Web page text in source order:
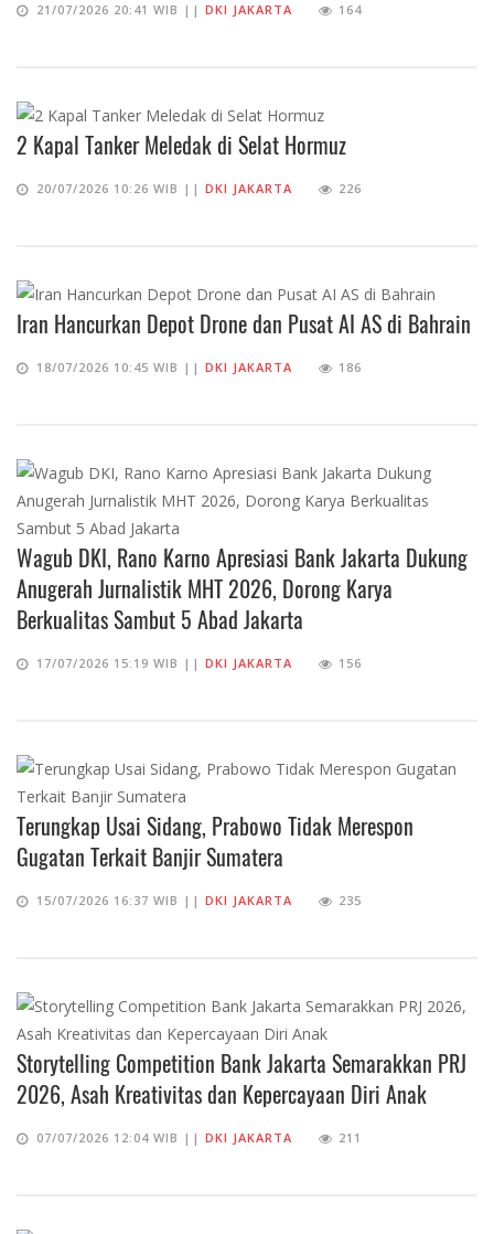
21/07/2026 20:41 WIB || DKI JAKARTA 164
2 Kapal Tanker Meledak di Selat Hormuz
20/07/2026 10:26 WIB || DKI JAKARTA 226
Iran Hancurkan Depot Drone dan Pusat AI AS di Bahrain
18/07/2026 10:45 WIB || DKI JAKARTA 186
Wagub DKI, Rano Karno Apresiasi Bank Jakarta Dukung
Anugerah Jurnalistik MHT 2026, Dorong Karya
Berkualitas Sambut 5 Abad Jakarta
17/07/2026 15:19 WIB || DKI JAKARTA 156
Terungkap Usai Sidang, Prabowo Tidak Merespon
Gugatan Terkait Banjir Sumatera
15/07/2026 16:37 WIB || DKI JAKARTA 235
Storytelling Competition Bank Jakarta Semarakkan PRJ
2026, Asah Kreativitas dan Kepercayaan Diri Anak
07/07/2026 12:04 WIB || DKI JAKARTA 211